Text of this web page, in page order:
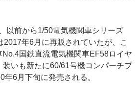
以前から1/50電気機関車シリーズ
2017年6月に再販されていたが、こ
国鉄直流電気機関車EF58ロイヤ
装いも新たに60/61号機コンパーチブ
年6月下旬に発売される。